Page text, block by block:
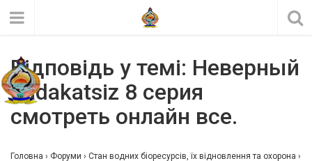
Відповідь у темі: Неверный
Sadakatsiz 8 серия
смотреть онлайн все.
Головна › Форуми › Стан водних біоресурсів, їх відновлення та охорона ›